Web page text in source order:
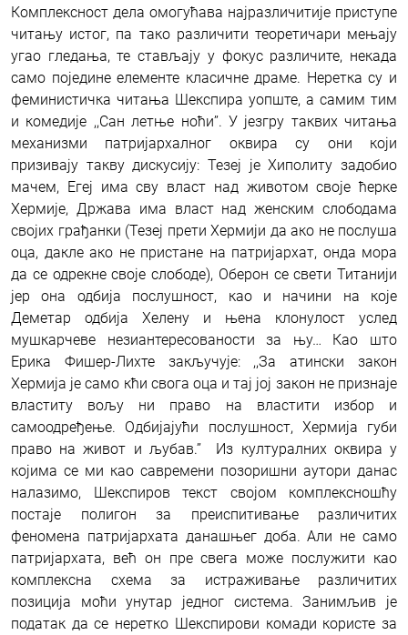
Комплексност дела омогућава најразличитије приступе
читању истог, па тако различити теоретичари мењају
угао гледања, те стављају у фокус различите, некада
само поједине елементе класичне драме. Неретка су и
феминистичка читања Шекспира уопште, а самим тим
и комедије ,,Сан летње ноћи’’. У језгру таквих читања
механизми патријархалног оквира су они који
призивају такву дискусију: Тезеј је Хиполиту задобио
мачем, Егеј има сву власт над животом своје ћерке
Хермије, Држава има власт над женским слободама
својих грађанки (Тезеј прети Хермији да ако не послуша
оца, дакле ако не пристане на патријархат, онда мора
да се одрекне своје слободе), Оберон се свети Титанији
јер она одбија послушност, као и начини на које
Деметар одбија Хелену и њена клонулост услед
мушкарчеве незиантересованости за њу… Као што
Ерика Фишер-Лихте закључује: ,,За атински закон
Хермија је само кћи свога оца и тај јој закон не признаје
властиту вољу ни право на властити избор и
самоодређење. Одбијајући послушност, Хермија губи
право на живот и љубав.’’ Из културалних оквира у
којима се ми као савремени позоришни аутори данас
налазимо, Шекспиров текст својом комплексношћу
постаје полигон за преиспитивање различитих
феномена патријархата данашњег доба. Али не само
патријархата, већ он пре свега може послужити као
комплексна схема за истраживање различитих
позиција моћи унутар једног система. Занимљив је
податак да се неретко Шекспирови комади користе за